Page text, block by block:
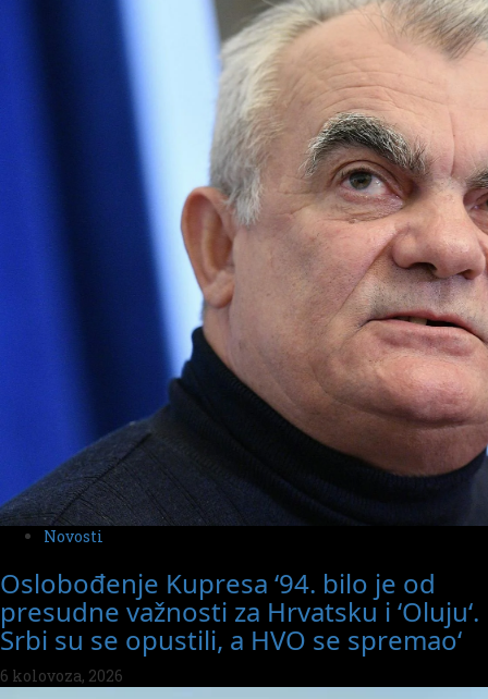
Novosti
Oslobođenje Kupresa ‘94. bilo je od
presudne važnosti za Hrvatsku i ‘Oluju‘.
Srbi su se opustili, a HVO se spremao‘
6 kolovoza, 2026